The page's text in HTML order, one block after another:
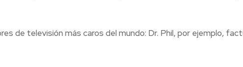
de televisión más caros del mundo: Dr. Phil, por ejemplo,